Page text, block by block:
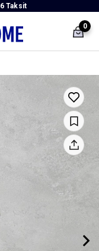
6 Taksit
0